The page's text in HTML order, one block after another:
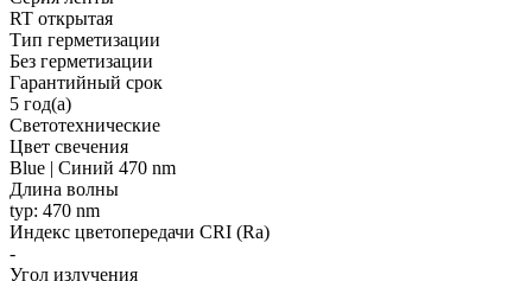
RT открытая
Тип герметизации
Без герметизации
Гарантийный срок
5 год(а)
Светотехнические
Цвет свечения
Blue | Синий 470 nm
Длина волны
typ: 470 nm
Индекс цветопередачи CRI (Ra)
-
Угол излучения